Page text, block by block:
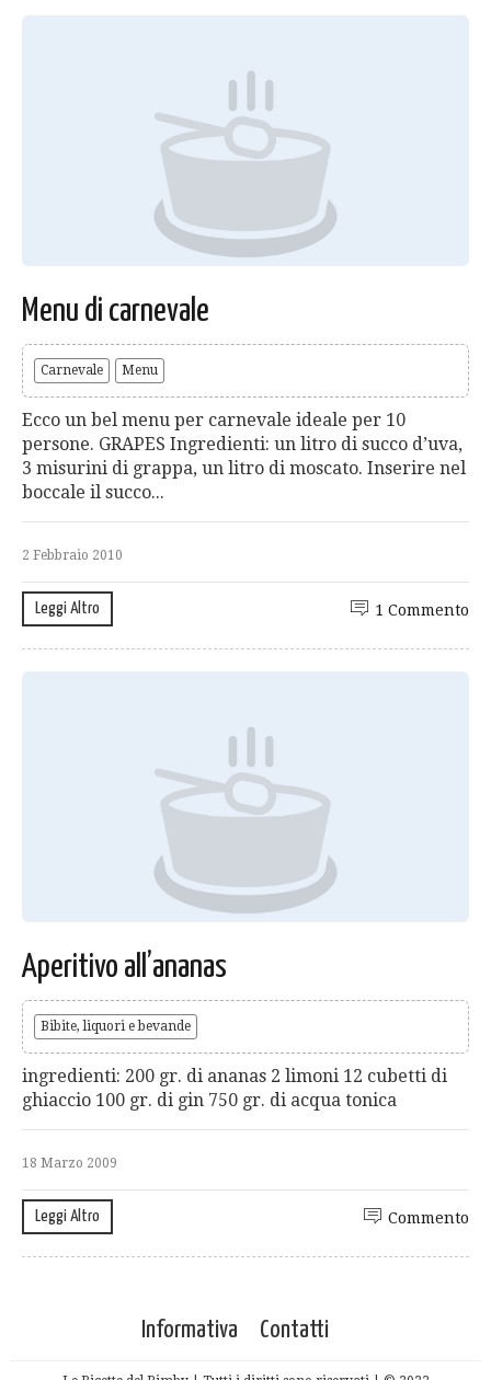
Menu di carnevale
Carnevale Menu
Ecco un bel menu per carnevale ideale per 10
persone. GRAPES Ingredienti: un litro di succo d’uva,
3 misurini di grappa, un litro di moscato. Inserire nel
boccale il succo...
2 Febbraio 2010
Leggi Altro 1 Commento
Aperitivo all’ananas
Bibite, liquori e bevande
ingredienti: 200 gr. di ananas 2 limoni 12 cubetti di
ghiaccio 100 gr. di gin 750 gr. di acqua tonica
18 Marzo 2009
Leggi Altro Commento
Informativa Contatti